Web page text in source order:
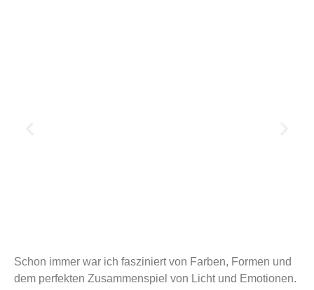
Schon immer war ich fasziniert von Farben, Formen und
dem perfekten Zusammenspiel von Licht und Emotionen.